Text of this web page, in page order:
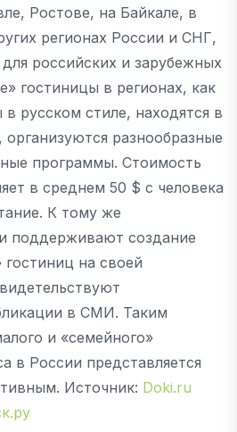
Ростове, на Байкале, в
регионах России и СНГ,
российских и зарубежных
гостиницы в регионах, как
русском стиле, находятся в
разнообразные
программы. Стоимость
в среднем 50 $ с человека
К тому же
поддерживают создание
на своей
в СМИ. Таким
и «семейного»
в России представляется
Источник: Doki.ru